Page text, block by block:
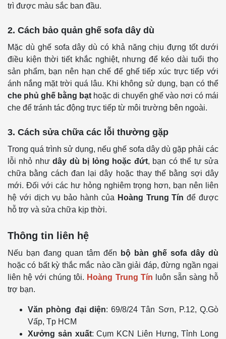
trì được màu sắc ban đầu.
2. Cách bảo quản ghế sofa dây dù
Mặc dù ghế sofa dây dù có khả năng chịu đựng tốt dưới
điều kiện thời tiết khắc nghiệt, nhưng để kéo dài tuổi thọ
sản phẩm, bạn nên hạn chế để ghế tiếp xúc trực tiếp với
ánh nắng mặt trời quá lâu. Khi không sử dụng, bạn có thể
che phủ ghế bằng bạt hoặc di chuyển ghế vào nơi có mái
che để tránh tác động trực tiếp từ môi trường bên ngoài.
3. Cách sửa chữa các lỗi thường gặp
Trong quá trình sử dụng, nếu ghế sofa dây dù gặp phải các
lỗi nhỏ nhưdây dù bị lỏng hoặc đứt, bạn có thể tự sửa
chữa bằng cách đan lại dây hoặc thay thế bằng sợi dây
mới. Đối với các hư hỏng nghiêm trọng hơn, bạn nên liên
hệ với dịch vụ bảo hành của Hoàng Trung Tín để được
hỗ trợ và sửa chữa kịp thời.
Thông tin liên hệ
Nếu bạn đang quan tâm đến
bộ bàn ghế sofa dây dù
hoặc có bất kỳ thắc mắc nào cần giải đáp, đừng ngần ngại
liên hệ với chúng tôi. Hoàng Trung Tín luôn sẵn sàng hỗ
trợ bạn.
Văn phòng đại diện: 69/8/24 Tân Sơn, P.12, Q.Gò
Vấp, Tp HCM
Xưởng sản xuất: Cụm KCN Liên Hưng, Tỉnh Long